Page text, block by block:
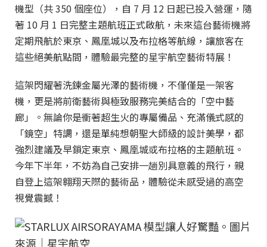
機型（共 350 個座位），自 7 月 12 日起已投入營運，隨
著 10 月 1 日完整主題航班正式啟航，未來這台藝術機將
定期飛航於東京、鳳凰城以及布拉格等航線，讓旅客在
這些絕美航點間，體驗最完整的星宇航空藝術特展！
這架閃耀著洗鍊金屬光澤的藝術機，不僅僅是一架客
機，更是將前衛藝術與極致服務完美結合的「空中藝
廊」。無論你是衝著超生火的專屬備品、充滿儀式感的
「鏡空」特調，還是單純想朝聖大師級的設計美學，都
強烈建議及早鎖定東京、鳳凰城或布拉格的主題航班。
今年下半年，不妨為自己安排一趟別具意義的飛行，親
自登上這架翱翔天際的藝術品，體驗從未感受過的高空
視覺震撼！